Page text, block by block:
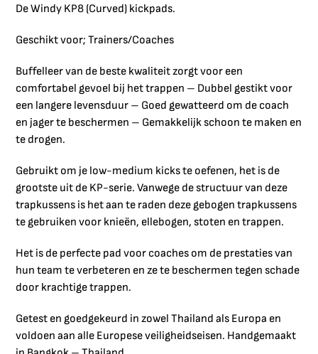
De Windy KP8 (Curved) kickpads.
Geschikt voor; Trainers/Coaches
Buffelleer van de beste kwaliteit zorgt voor een
comfortabel gevoel bij het trappen – Dubbel gestikt voor
een langere levensduur – Goed gewatteerd om de coach
en jager te beschermen – Gemakkelijk schoon te maken en
te drogen.
Gebruikt om je low-medium kicks te oefenen, het is de
grootste uit de KP-serie. Vanwege de structuur van deze
trapkussens is het aan te raden deze gebogen trapkussens
te gebruiken voor knieën, ellebogen, stoten en trappen.
Het is de perfecte pad voor coaches om de prestaties van
hun team te verbeteren en ze te beschermen tegen schade
door krachtige trappen.
Getest en goedgekeurd in zowel Thailand als Europa en
voldoen aan alle Europese veiligheidseisen. Handgemaakt